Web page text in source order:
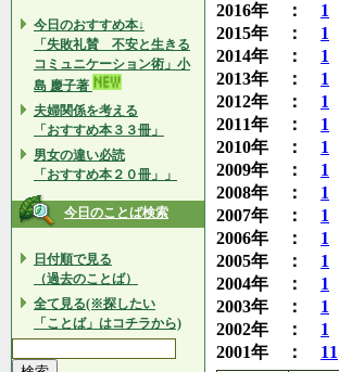
今日のおすすめ本↓
「失敗礼賛 不安と生きる
コミュニケーション術」小
島 慶子著
夫婦関係を考える
「おすすめ本３３冊」
男女の違い必読
「おすすめ本２０冊」」
今日のことば検索
日付順で見る
（過去のことば）
全て見る(※探したい
「ことば」はコチラから)
2016年 ： 1
2015年 ： 1
2014年 ： 1
2013年 ： 1
2012年 ： 1
2011年 ： 1
2010年 ： 1
2009年 ： 1
2008年 ： 1
2007年 ： 1
2006年 ： 1
2005年 ： 1
2004年 ： 1
2003年 ： 1
2002年 ： 1
2001年 ： 11